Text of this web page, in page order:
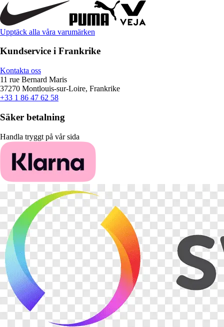
Upptäck alla våra varumärken
Kundservice i Frankrike
Kontakta oss
11 rue Bernard Maris
37270 Montlouis-sur-Loire, Frankrike
+33 1 86 47 62 58
Säker betalning
Handla tryggt på vår sida